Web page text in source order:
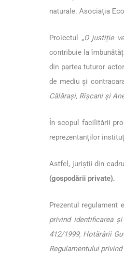
naturale. Asociația
Proiectul „O justiție
contribuie la
din partea tuturor
de mediu și
Călărași, Rîșcani și
În scopul facilitării
reprezentanților
Astfel, juriștii din
(gospodării private).
Prezentul regulament
privind identificarea
412/1999, Hotărârii
Regulamentului